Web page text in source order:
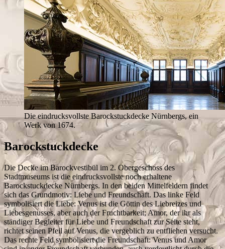
Die eindrucksvollste Barockstuckdecke Nürnbergs, ein
Werk von 1674.
Barockstuckdecke
Die Decke im Barockvestibül im 2. Obergeschoss des
Stadtmuseums ist die eindrucksvollste noch erhaltene
Barockstuckdecke Nürnbergs. In den beiden Mittelfeldern findet
sich das Grundmotiv: Liebe und Freundschaft. Das linke Feld
symbolisiert die Liebe: Venus ist die Göttin des Liebreizes und
Liebesgenusses, aber auch der Fruchtbarkeit; Amor, der ihr als
ständiger Begleiter für Liebe und Freundschaft zur Seite steht,
richtet seinen Pfeil auf Venus, die vergeblich zu entfliehen versucht.
Das rechte Feld symbolisiert die Freundschaft: Venus und Amor